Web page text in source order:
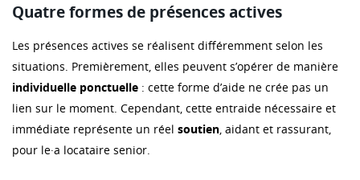
Quatre formes de présences actives
Les présences actives se réalisent différemment selon les
situations. Premièrement, elles peuvent s’opérer de manière
individuelle ponctuelle : cette forme d’aide ne crée pas un
lien sur le moment. Cependant, cette entraide nécessaire et
immédiate représente un réel soutien, aidant et rassurant,
pour le·a locataire senior.